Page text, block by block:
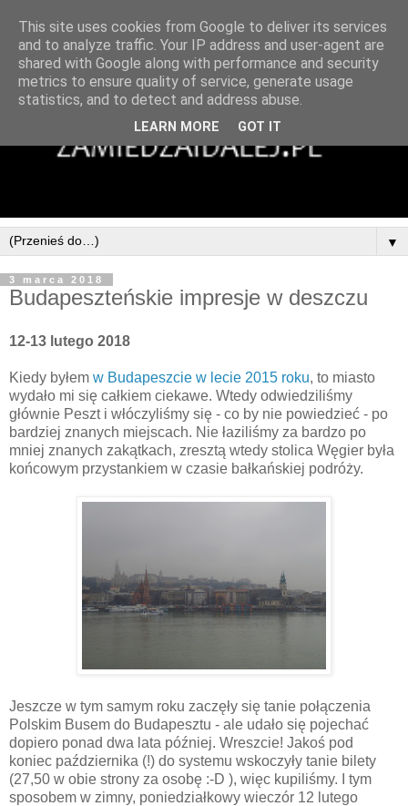
▼
3 marca 2018
Budapeszteńskie impresje w deszczu
12-13 lutego 2018
Kiedy byłem w Budapeszcie w lecie 2015 roku, to miasto
wydało mi się całkiem ciekawe. Wtedy odwiedziliśmy
głównie Peszt i włóczyliśmy się - co by nie powiedzieć - po
bardziej znanych miejscach. Nie łaziliśmy za bardzo po
mniej znanych zakątkach, zresztą wtedy stolica Węgier była
końcowym przystankiem w czasie bałkańskiej podróży.
Jeszcze w tym samym roku zaczęły się tanie połączenia
Polskim Busem do Budapesztu - ale udało się pojechać
dopiero ponad dwa lata później. Wreszcie! Jakoś pod
koniec października (!) do systemu wskoczyły tanie bilety
(27,50 w obie strony za osobę :-D ), więc kupiliśmy. I tym
sposobem w zimny, poniedziałkowy wieczór 12 lutego
This site uses cookies from Google to deliver its services
and to analyze traffic. Your IP address and user-agent are
shared with Google along with performance and security
metrics to ensure quality of service, generate usage
statistics, and to detect and address abuse.
LEARN MORE GOT IT